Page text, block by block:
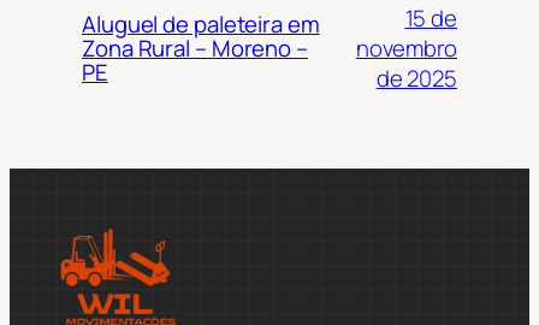
Aluguel de paleteira em
Zona Rural – Moreno –
PE
15 de
novembro
de 2025